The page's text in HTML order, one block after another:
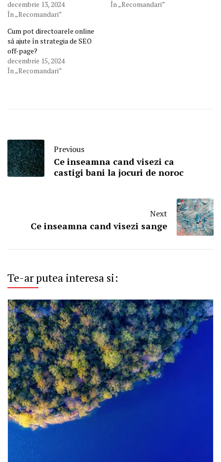
decembrie 13, 2024
În „Recomandari”
În „Recomandari”
Cum pot directoarele online
să ajute în strategia de SEO
off-page?
decembrie 15, 2024
În „Recomandari”
Previous
Ce inseamna cand visezi ca
castigi bani la jocuri de noroc
Next
Ce inseamna cand visezi sange
Te-ar putea interesa si: